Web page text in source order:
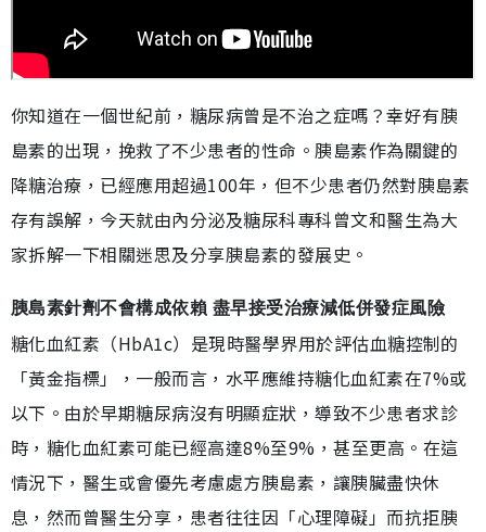
你知道在一個世紀前，糖尿病曾是不治之症嗎？幸好有胰
島素的出現，挽救了不少患者的性命。胰島素作為關鍵的
降糖治療，已經應用超過100年，但不少患者仍然對胰島素
存有誤解，今天就由內分泌及糖尿科專科曾文和醫生為大
家拆解一下相關迷思及分享胰島素的發展史。
胰島素針劑不會構成依賴 盡早接受治療減低併發症風險
糖化血紅素（HbA1c）是現時醫學界用於評估血糖控制的
「黃金指標」，一般而言，水平應維持糖化血紅素在7%或
以下。由於早期糖尿病沒有明顯症狀，導致不少患者求診
時，糖化血紅素可能已經高達8%至9%，甚至更高。在這
情況下，醫生或會優先考慮處方胰島素，讓胰臟盡快休
息，然而曾醫生分享，患者往往因「心理障礙」而抗拒胰